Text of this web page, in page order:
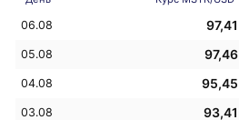
06.08 97,41
05.08 97,46
04.08 95,45
03.08 93,41